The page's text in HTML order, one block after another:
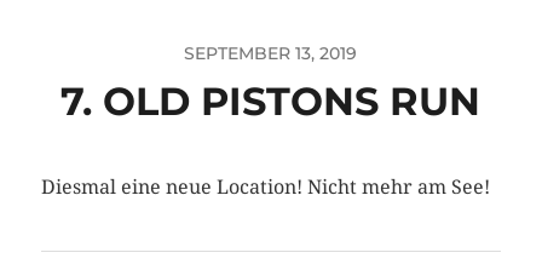
SEPTEMBER 13, 2019
7. OLD PISTONS RUN
Diesmal eine neue Location! Nicht mehr am See!